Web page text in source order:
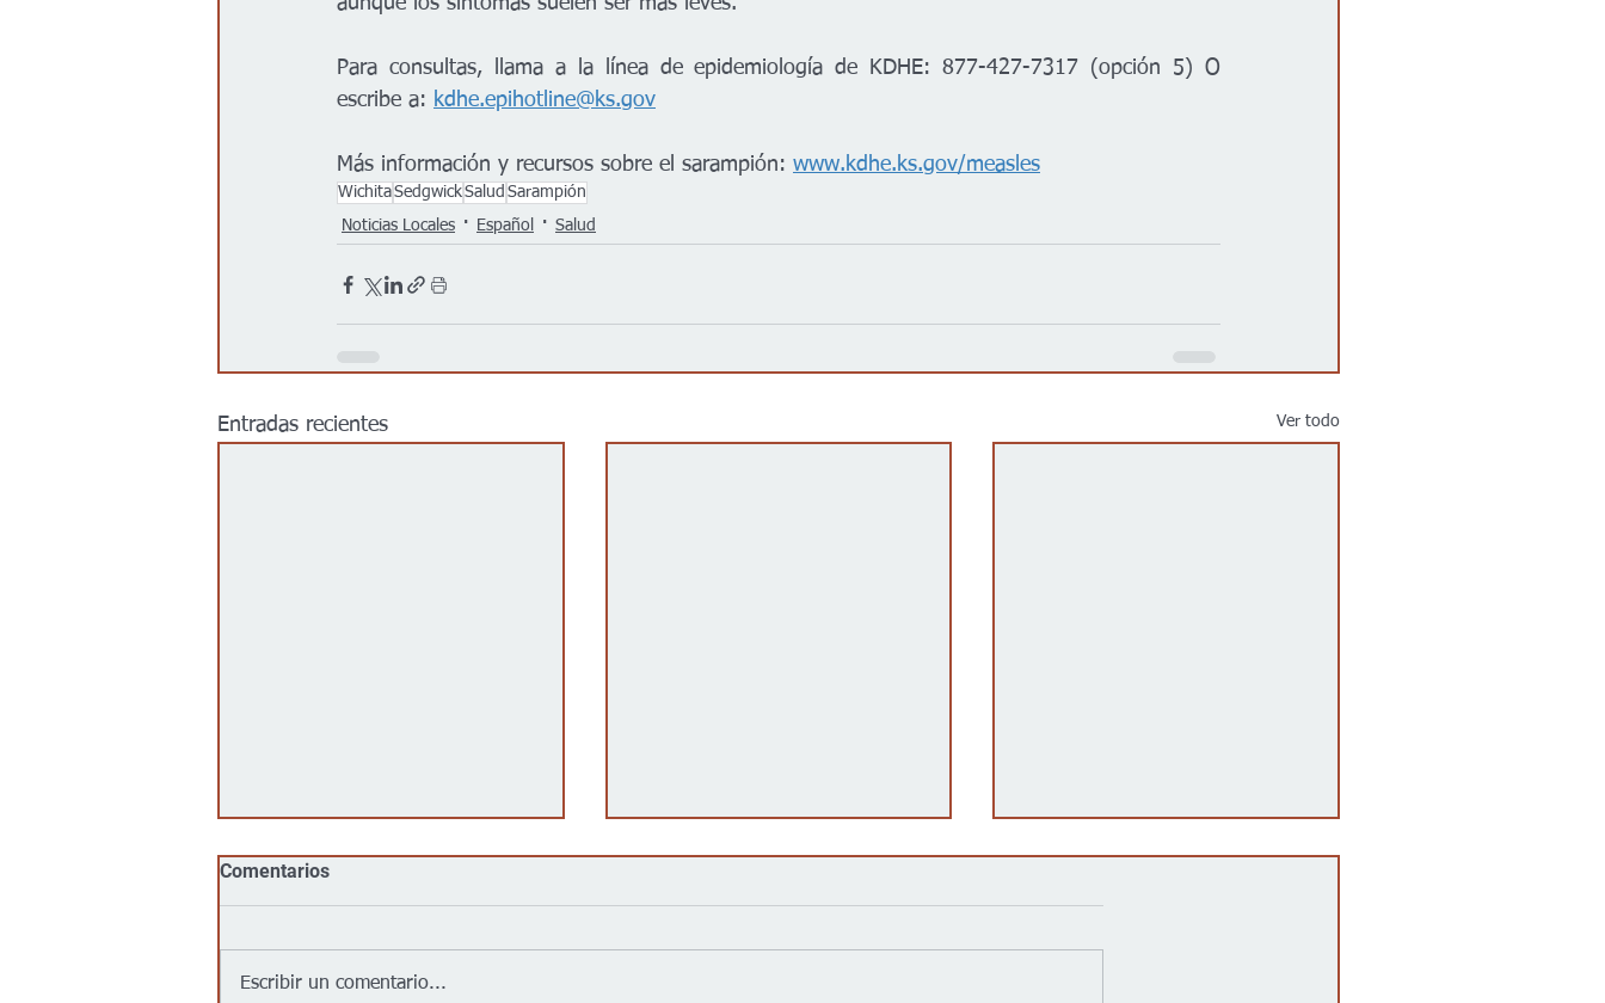
Para consultas, llama a la línea de epidemiología de KDHE: 877-427-7317 (opción 5) O
escribe a: kdhe.epihotline@ks.gov
Más información y recursos sobre el sarampión: www.kdhe.ks.gov/measles
WichitaSedgwickSalud Sarampión
Noticias Locales
Español Salud
Entradas recientes Ver todo
Comentarios
Escribir un comentario...